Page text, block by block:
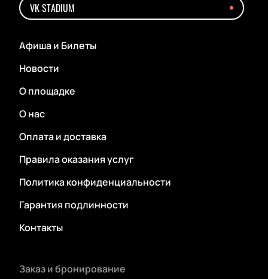
VK STADIUM
Афиша и Билеты
Новости
О площадке
О нас
Оплата и доставка
Правила оказания услуг
Политика конфиденциальности
Гарантия подлинности
Контакты
Заказ и бронирование